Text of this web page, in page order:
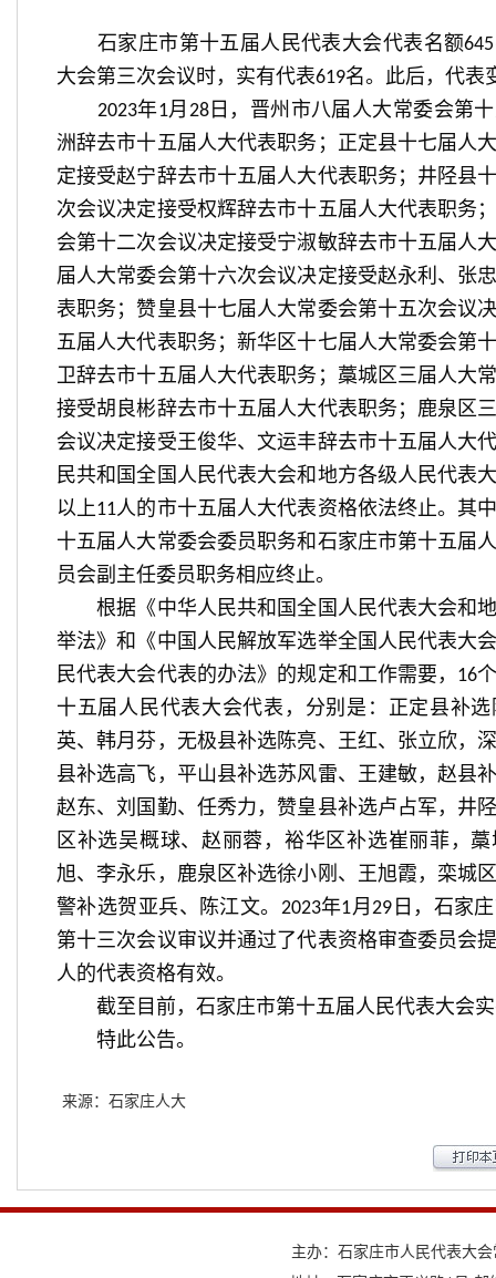
石家庄市第十五届人民代表大会代表名额645
大会第三次会议时，实有代表619名。此后，代表
2023年1月 28日，晋州市八届人大常委会第
洲辞去市十五届人大代表职务；正定县十七届人
定接受赵宁辞去市十五届人大代表职务；井陉县
次会议决定接受权辉辞去市十五届人大代表职务
会第十二次会议决定接受宁淑敏辞去市十五届人
届人大常委会第十六次会议决定接受赵永利、张
表职务；赞皇县十七届人大常委会第十五次会议
五届人大代表职务；新华区十七届人大常委会第
卫辞去市十五届人大代表职务；藁城区三届人大
接受胡良彬辞去市十五届人大代表职务；鹿泉区
会议决定接受王俊华、文运丰辞去市十五届人大
民共和国全国人民代表大会和地方各级人民代表
以上11人的市十五届人大代表资格依法终止。其
十五届人大常委会委员职务和石家庄市第十五届
员会副主任委员职务相应终止。
根据《中华人民共和国全国人民代表大会和
举法》和《中国人民解放军选举全国人民代表大
民代表大会代表的办法》的规定和工作需要， 16
十五届人民代表大会代表，分别是：正定县补
英、韩月芬，无极县补选陈亮、王红、张立欣，
县补选高飞，平山县补选苏风雷、王建敏，赵县
赵东、刘国勤、任秀力，赞皇县补选卢占军，井
区补选吴概球、赵丽蓉，裕华区补选崔丽菲，
旭、李永乐，鹿泉区补选徐小刚、王旭霞，栾城
警补选贺亚兵、陈江文。 2023年1月29 日，石家
第十三次会议审议并通过了代表资格审查委员会
人的代表资格有效。
截至目前，石家庄市第十五届人民代表大会
特此公告。
来源：石家庄人大
主办：石家庄市人民代表大